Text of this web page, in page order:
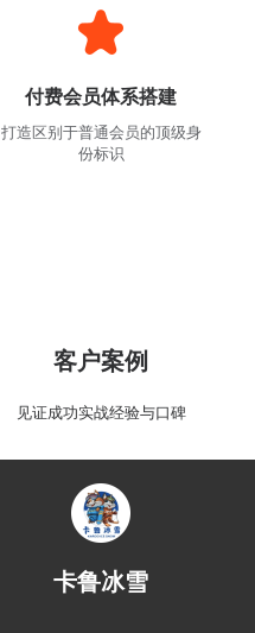
付费会员体系搭建
打造区别于普通会员的顶级身
份标识
客户案例
见证成功实战经验与口碑
卡鲁冰雪